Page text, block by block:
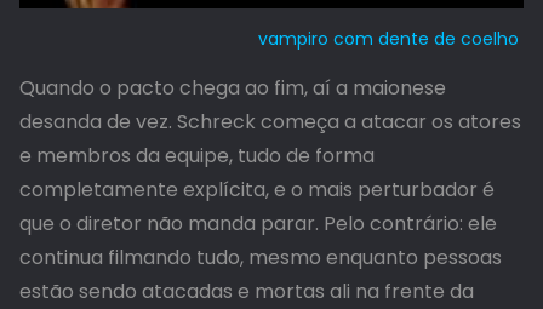
vampiro com dente de coelho
Quando o pacto chega ao fim, aí a maionese
desanda de vez. Schreck começa a atacar os atores
e membros da equipe, tudo de forma
completamente explícita, e o mais perturbador é
que o diretor não manda parar. Pelo contrário: ele
continua filmando tudo, mesmo enquanto pessoas
estão sendo atacadas e mortas ali na frente da